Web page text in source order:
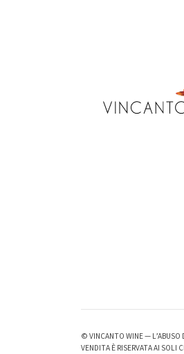
© VINCANTO WINE — L’ABUSO
VENDITA È RISERVATA AI SOLI